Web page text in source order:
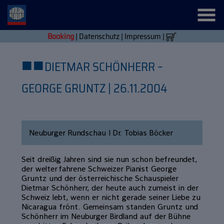
Booking| Datenschutz| Impressum |
■■DIETMAR SCHÖNHERR –
GEORGE GRUNTZ | 26.11.2004
Neuburger Rundschau | Dr. Tobias Böcker
Seit dreißig Jahren sind sie nun schon befreundet,
der welterfahrene Schweizer Pianist George
Gruntz und der österreichische Schauspieler
Dietmar Schönherr, der heute auch zumeist in der
Schweiz lebt, wenn er nicht gerade seiner Liebe zu
Nicaragua frönt. Gemeinsam standen Gruntz und
Schönherr im Neuburger Birdland auf der Bühne